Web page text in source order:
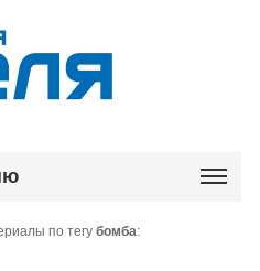
по тегубомба: